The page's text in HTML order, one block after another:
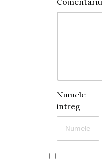
Numele
intreg